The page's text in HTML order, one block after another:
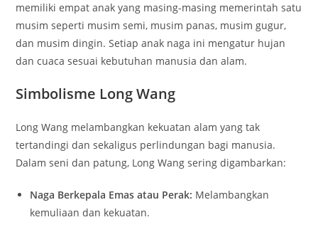
memiliki empat anak yang masing-masing memerintah satu
musim seperti musim semi, musim panas, musim gugur,
dan musim dingin. Setiap anak naga ini mengatur hujan
dan cuaca sesuai kebutuhan manusia dan alam.
Simbolisme Long Wang
Long Wang melambangkan kekuatan alam yang tak
tertandingi dan sekaligus perlindungan bagi manusia.
Dalam seni dan patung, Long Wang sering digambarkan:
Naga Berkepala Emas atau Perak: Melambangkan
kemuliaan dan kekuatan.